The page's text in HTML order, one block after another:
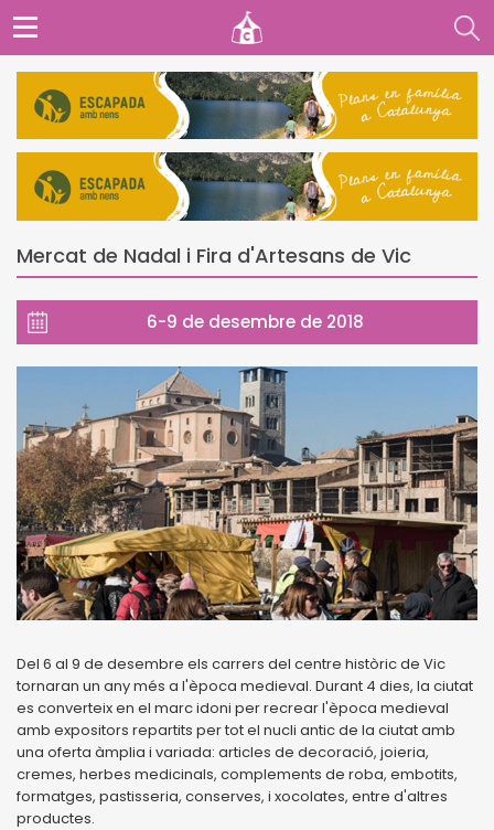
Mercat de Nadal i Fira d'Artesans de Vic
6-9 de desembre de 2018
Del 6 al 9 de desembre els carrers del centre històric de Vic
tornaran un any més a l'època medieval. Durant 4 dies, la ciutat
es converteix en el marc idoni per recrear l'època medieval
amb expositors repartits per tot el nucli antic de la ciutat amb
una oferta àmplia i variada: articles de decoració, joieria,
cremes, herbes medicinals, complements de roba, embotits,
formatges, pastisseria, conserves, i xocolates, entre d'altres
productes.